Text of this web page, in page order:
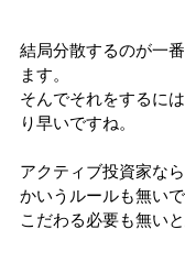
結局分散するのが一
ます。
そんでそれをするに
り早いですね。
アクティブ投資家な
かいうルールも無いで
こだわる必要も無いと